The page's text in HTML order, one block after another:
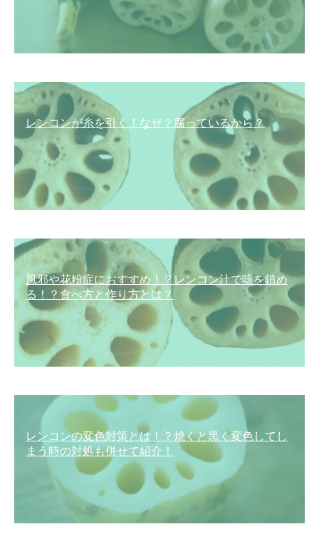
レンコンが糸を引く！なぜ？腐っているから？
風邪や花粉症におすすめ！？レンコン汁で咳を鎮め
る！？食べ方と作り方とは？
レンコンの変色対策とは！？焼くと黒く変色してし
まう時の対処も併せて紹介！